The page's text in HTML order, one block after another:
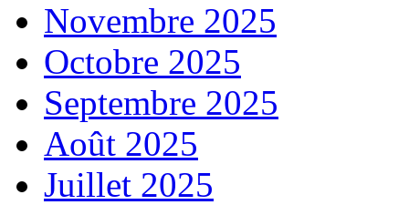
Novembre 2025
Octobre 2025
Septembre 2025
Août 2025
Juillet 2025